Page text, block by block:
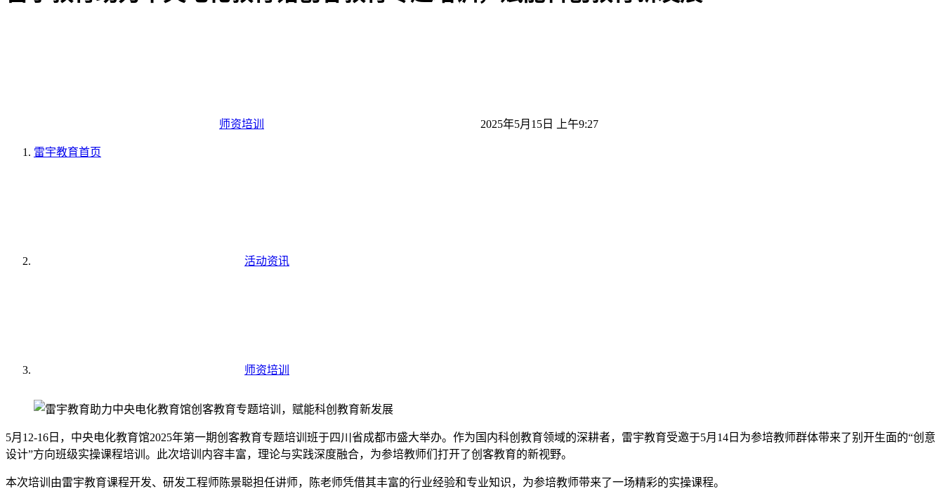
师资培训 2025年5月15日 上午9:27
雷宇教育首页
活动资讯
师资培训
5月12-16日，中央电化教育馆2025年第一期创客教育专题培训班于四川省成都市盛大举办。作为国内科创教育领域的深耕者，雷宇教育受邀于5月14日为参培教师群体带来了别开生面的“创意
设计”方向班级实操课程培训。此次培训内容丰富，理论与实践深度融合，为参培教师们打开了创客教育的新视野。
本次培训由雷宇教育课程开发、研发工程师陈景聪担任讲师，陈老师凭借其丰富的行业经验和专业知识，为参培教师带来了一场精彩的实操课程。